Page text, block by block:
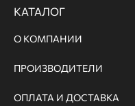
КАТАЛОГ
О КОМПАНИИ
ПРОИЗВОДИТЕЛИ
ОПЛАТА И ДОСТАВКА